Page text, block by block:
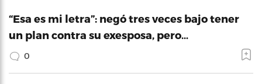
“Esa es mi letra”: negó tres veces bajo tener
un plan contra su exesposa, pero…
0